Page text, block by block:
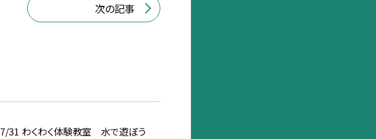
次の記事
7/31 わくわく体験教室 水で遊ぼう